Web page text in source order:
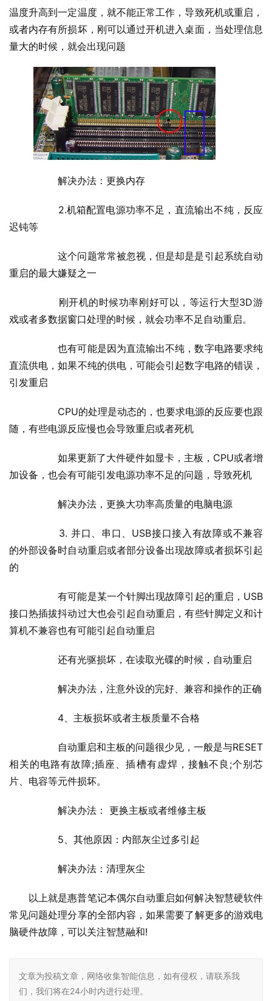
温度升高到一定温度，就不能正常工作，导致死机或重启，
或者内存有所损坏，刚可以通过开机进入桌面，当处理信息
量大的时候，就会出现问题
  	解决办法：更换内存
迟钝等
重启的最大嫌疑之一
戏或者多数据窗口处理的时候，就会功率不足自动重启。
直流供电，如果不纯的供电，可能会引起数字电路的错误，
引发重启
随，有些电源反应慢也会导致重启或者死机
加设备，也会有可能引发电源功率不足的问题，导致死机
  	解决办法，更换大功率高质量的电脑电源
的外部设备时自动重启或者部分设备出现故障或者损坏引起
的
接口热插拔抖动过大也会引起自动重启，有些针脚定义和计
算机不兼容也有可能引起自动重启
  	还有光驱损坏，在读取光碟的时候，自动重启
  	解决办法，注意外设的完好、兼容和操作的正确
  	4、主板损坏或者主板质量不合格
相关的电路有故障;插座、插槽有虚焊，接触不良;个别芯
片、电容等元件损坏。
  	解决办法： 更换主板或者维修主板
  	5、其他原因：内部灰尘过多引起
  	解决办法：清理灰尘
以上就是惠普笔记本偶尔自动重启如何解决智慧硬软件
常见问题处理分享的全部内容，如果需要了解更多的游戏电
脑硬件故障，可以关注智慧融和
文章为投稿文章，网络收集智能信息，如有侵权，请联系我
们，我们将在24小时内进行处理。